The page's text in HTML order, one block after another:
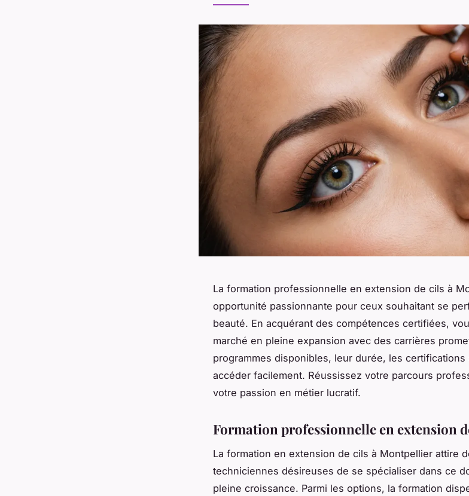
La formation professionnelle en extension de cils à
opportunité passionnante pour ceux souhaitant se
beauté. En acquérant des compétences certifiées,
marché en pleine expansion avec des carrières
programmes disponibles, leur durée, les
accéder facilement. Réussissez votre parcours
votre passion en métier lucratif.
Formation professionnelle en extension
La formation en extension de cils à Montpellier attire
techniciennes désireuses de se spécialiser dans ce
pleine croissance. Parmi les options, la formation